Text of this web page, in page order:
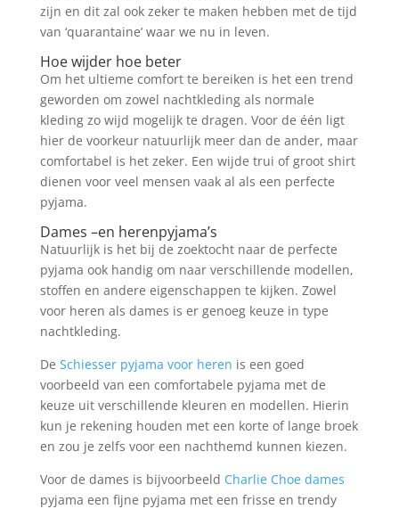
zijn en dit zal ook zeker te maken hebben met de tijd
van ‘quarantaine’ waar we nu in leven.
Hoe wijder hoe beter
Om het ultieme comfort te bereiken is het een trend
geworden om zowel nachtkleding als normale
kleding zo wijd mogelijk te dragen. Voor de één ligt
hier de voorkeur natuurlijk meer dan de ander, maar
comfortabel is het zeker. Een wijde trui of groot shirt
dienen voor veel mensen vaak al als een perfecte
pyjama.
Dames –en herenpyjama’s
Natuurlijk is het bij de zoektocht naar de perfecte
pyjama ook handig om naar verschillende modellen,
stoffen en andere eigenschappen te kijken. Zowel
voor heren als dames is er genoeg keuze in type
nachtkleding.
De Schiesser pyjama voor heren is een goed
voorbeeld van een comfortabele pyjama met de
keuze uit verschillende kleuren en modellen. Hierin
kun je rekening houden met een korte of lange broek
en zou je zelfs voor een nachthemd kunnen kiezen.
Voor de dames is bijvoorbeeld Charlie Choe dames
pyjama een fijne pyjama met een frisse en trendy